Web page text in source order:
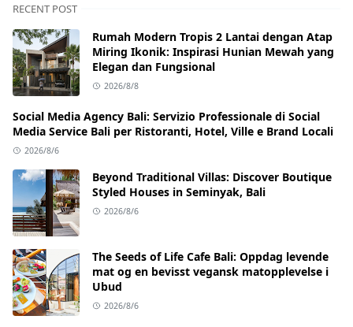
RECENT POST
Rumah Modern Tropis 2 Lantai dengan Atap
Miring Ikonik: Inspirasi Hunian Mewah yang
Elegan dan Fungsional
2026/8/8
Social Media Agency Bali: Servizio Professionale di Social
Media Service Bali per Ristoranti, Hotel, Ville e Brand Locali
2026/8/6
Beyond Traditional Villas: Discover Boutique
Styled Houses in Seminyak, Bali
2026/8/6
The Seeds of Life Cafe Bali: Oppdag levende
mat og en bevisst vegansk matopplevelse i
Ubud
2026/8/6